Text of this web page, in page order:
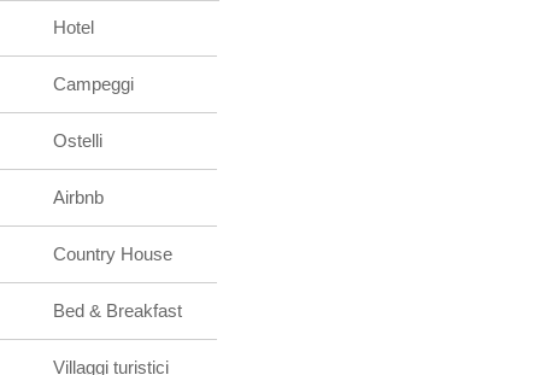
Hotel
Campeggi
Ostelli
Airbnb
Country House
Bed & Breakfast
Villaggi turistici